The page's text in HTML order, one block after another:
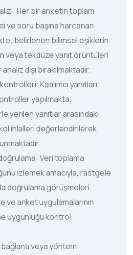
Her bir anketin toplam
ve soru başına harcanan
belirlenen bilimsel eşiklerin
veya tekdüze yanıt örüntüleri
dışı bırakılmaktadır.
Katılımcı yanıtları
yapılmakta;
verilen yanıtlar arasındaki
ihlalleri değerlendirilerek
Veri toplama
izlemek amacıyla, rastgele
doğrulama görüşmeleri
anket uygulamalarının
uygunluğu kontrol
veya yöntem